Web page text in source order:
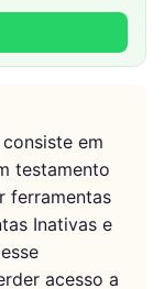
em
testamento
ferramentas
Inativas e
acesso a